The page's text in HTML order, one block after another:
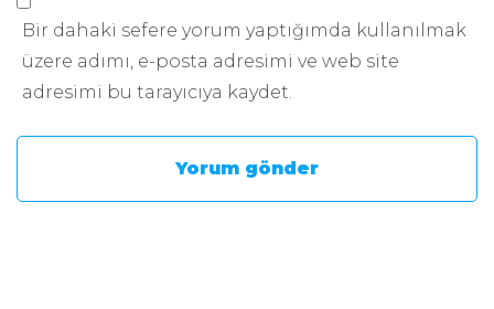
Bir dahaki sefere yorum yaptığımda kullanılmak
üzere adımı, e-posta adresimi ve web site
adresimi bu tarayıcıya kaydet.